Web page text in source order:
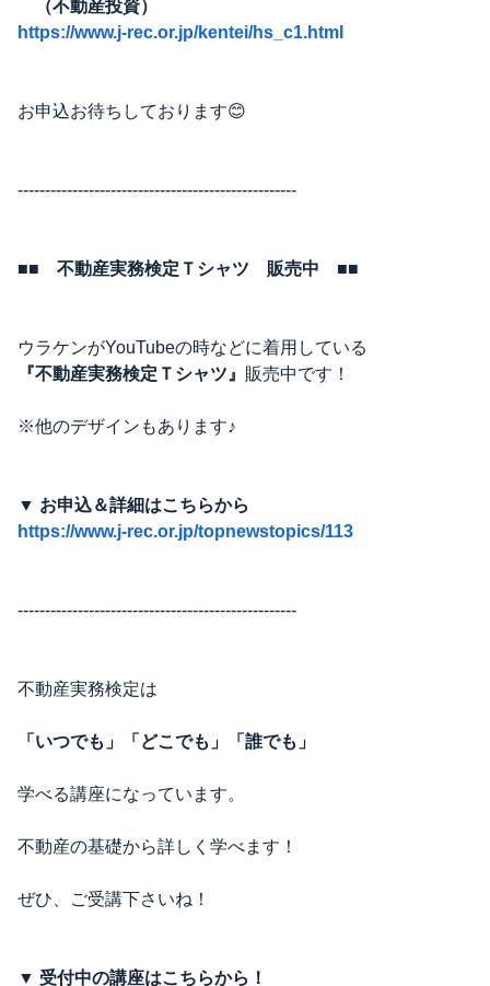
（不動産投資）
https://www.j-rec.or.jp/kentei/hs_c1.html
お申込お待ちしております😊
---------------------------------------------------
■■ 不動産実務検定Ｔシャツ 販売中 ■■
ウラケンがYouTubeの時などに着用している
『不動産実務検定Ｔシャツ』 販売中です！
※他のデザインもあります♪
▼ お申込＆詳細はこちらから
https://www.j-rec.or.jp/topnewstopics/113
---------------------------------------------------
不動産実務検定は
「いつでも」「どこでも」「誰でも」
学べる講座になっています。
不動産の基礎から詳しく学べます！
ぜひ、ご受講下さいね！
▼ 受付中の講座はこちらから！